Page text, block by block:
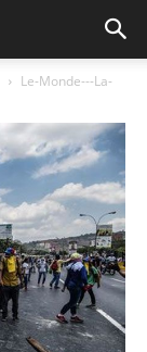
Le-Monde---La-